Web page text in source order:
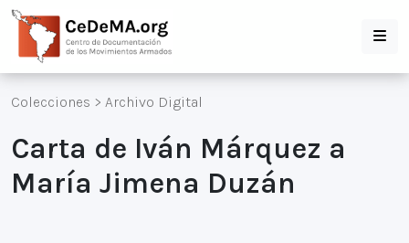
Colecciones > Archivo Digital
Carta de Iván Márquez a
María Jimena Duzán